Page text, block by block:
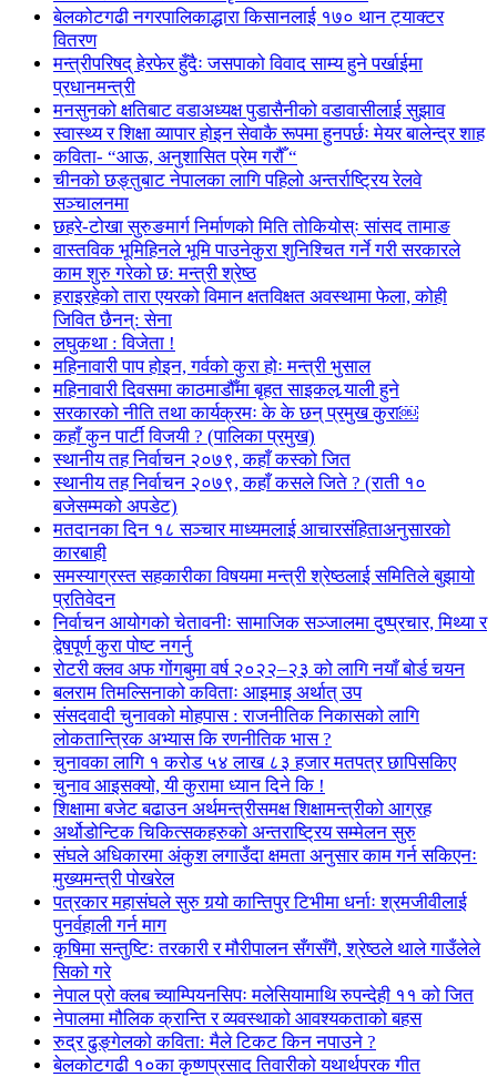
बेलकोटगढी नगरपालिकाद्धारा किसानलाई १७० थान ट्याक्टर
वितरण
मन्त्रीपरिषद् हेरफेर हुँदैः जसपाको विवाद साम्य हुने पर्खाईमा
प्रधानमन्त्री
मनसुनको क्षतिबाट वडाअध्यक्ष पुडासैनीको वडावासीलाई सुझाव
स्वास्थ्य र शिक्षा व्यापार होइन सेवाकै रूपमा हुनपर्छः मेयर बालेन्द्र शाह
कविता- “आऊ, अनुशासित प्रेम गरौँ “
चीनको छङ्तुबाट नेपालका लागि पहिलो अन्तर्राष्ट्रिय रेलवे
सञ्चालनमा
छहरे-टोखा सुरुङमार्ग निर्माणको मिति तोकियोस्ः सांसद तामाङ
वास्तविक भूमिहिनले भूमि पाउनेकुरा शुनिश्चित गर्ने गरी सरकारले
काम शुरु गरेको छ: मन्त्री श्रेष्ठ
हराइरहेको तारा एयरको विमान क्षतविक्षत अवस्थामा फेला, कोही
जिवित छैनन्: सेना
लघुकथा : विजेता !
महिनावारी पाप होइन, गर्वको कुरा होः मन्त्री भुसाल
महिनावारी दिवसमा काठमाडौँमा बृहत साइकल र्‍याली हुने
सरकारको नीति तथा कार्यक्रमः के के छन् प्रमुख कुरा￼
कहाँ कुन पार्टी विजयी ? (पालिका प्रमुख)
स्थानीय तह निर्वाचन २०७९, कहाँ कस्को जित
स्थानीय तह निर्वाचन २०७९, कहाँ कसले जिते ? (राती १०
बजेसम्मको अपडेट)
मतदानका दिन १८ सञ्चार माध्यमलाई आचारसंहिताअनुसारको
कारबाही
समस्याग्रस्त सहकारीका विषयमा मन्त्री श्रेष्ठलाई समितिले बुझायो
प्रतिवेदन
निर्वाचन आयोगको चेतावनीः सामाजिक सञ्जालमा दुष्प्रचार, मिथ्या र
द्वेषपूर्ण कुरा पोष्ट नगर्नु
रोटरी क्लव अफ गोंगबुमा वर्ष २०२२–२३ को लागि नयाँ बोर्ड चयन
बलराम तिमल्सिनाको कविताः आइमाइ अर्थात् उप
संसदवादी चुनावको मोहपास : राजनीतिक निकासको लागि
लोकतान्त्रिक अभ्यास कि रणनीतिक भास ?
चुनावका लागि १ करोड ५४ लाख ८३ हजार मतपत्र छापिसकिए
चुनाव आइसक्यो, यी कुरामा ध्यान दिने कि !
शिक्षामा बजेट बढाउन अर्थमन्त्रीसमक्ष शिक्षामन्त्रीको आग्रह
अर्थोडोन्टिक चिकित्सकहरुको अन्तराष्ट्रिय सम्मेलन सुरु
संघले अधिकारमा अंकुश लगाउँदा क्षमता अनुसार काम गर्न सकिएनः
मुख्यमन्त्री पोखरेल
पत्रकार महासंघले सुरु गर्‍यो कान्तिपुर टिभीमा धर्नाः श्रमजीवीलाई
पुनर्वहाली गर्न माग
कृषिमा सन्तुष्टिः तरकारी र मौरीपालन सँगसँगै, श्रेष्ठले थाले गाउँलेले
सिको गरे
नेपाल प्रो क्लब च्याम्पियनसिपः मलेसियामाथि रुपन्देही ११ को जित
नेपालमा मौलिक क्रान्ति र व्यवस्थाको आवश्यकताको बहस
रुद्र ढुङ्गेलको कविता: मैले टिकट किन नपाउने ?
बेलकोटगढी १०का कृष्णप्रसाद तिवारीको यथार्थपरक गीत